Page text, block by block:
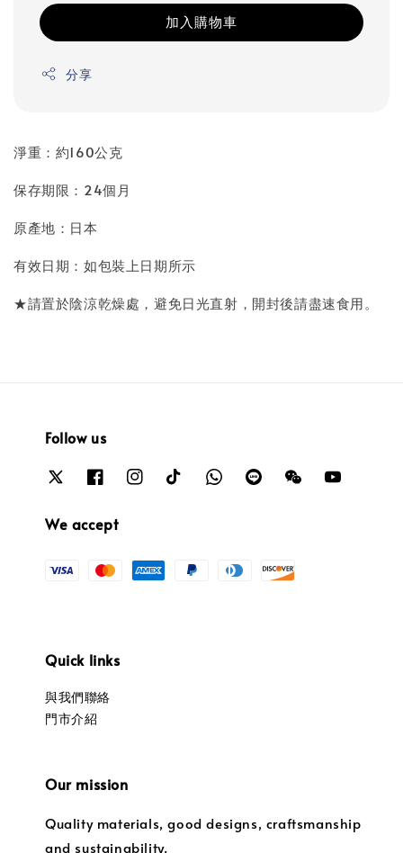
加入購物車
分享
淨重：約160公克
保存期限：24個月
原產地：日本
有效日期：如包裝上日期所示
★請置於陰涼乾燥處，避免日光直射，開封後請盡速食用。
Follow us
We accept
Quick links
與我們聯絡
門市介紹
Our mission
Quality materials, good designs, craftsmanship
and sustainability.